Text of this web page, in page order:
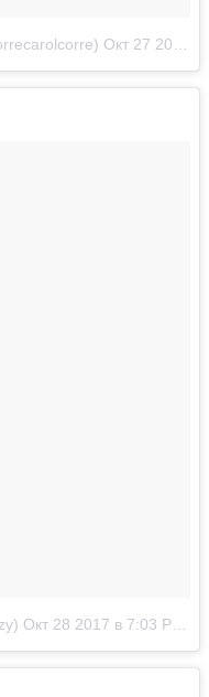
Окт 27 2017 в 4:43 PDT
Окт 28 2017 в 7:03 PDT